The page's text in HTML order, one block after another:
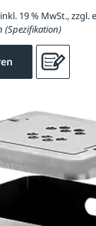
19 % MwSt., zzgl.
(Spezifikation)